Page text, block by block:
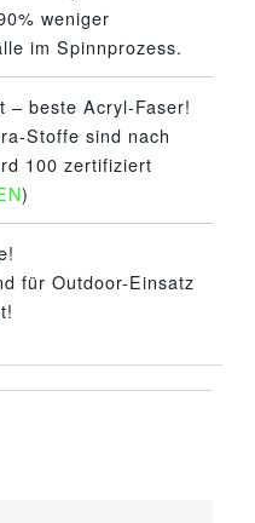
weniger
im Spinnprozess.
– beste Acryl-Faser!
Stoffe sind nach
100 zertifiziert
)
für Outdoor-Einsatz